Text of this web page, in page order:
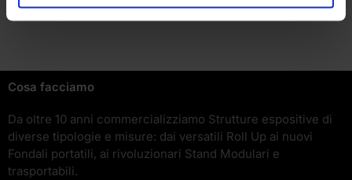
Cosa facciamo
Da oltre 10 anni commercializziamo Strutture espositive di
diverse tipologie e misure: dai versatili Roll Up ai nuovi
Fondali portatili, ai rivoluzionari Stand Modulari e
trasportabili.